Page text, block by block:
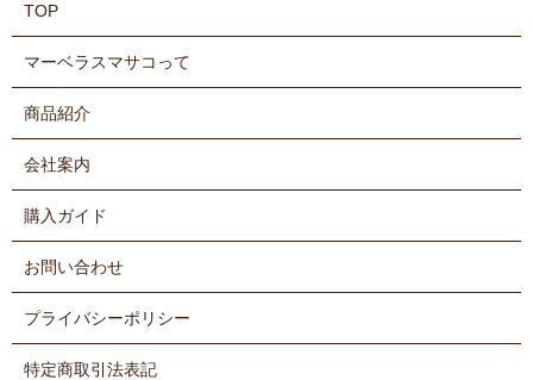
TOP
マーベラスマサコって
商品紹介
会社案内
購入ガイド
お問い合わせ
プライバシーポリシー
特定商取引法表記